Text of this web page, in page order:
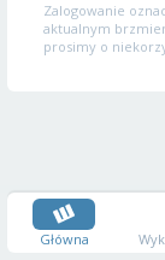
Zalogowanie
aktualnym
prosimy o
Główna